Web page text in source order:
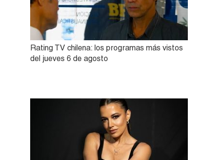
Rating TV chilena: los programas más vistos
del jueves 6 de agosto